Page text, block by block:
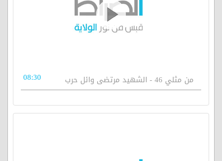
من مثلي 46 - الشهيد مرتضى وائل حرب 08:30